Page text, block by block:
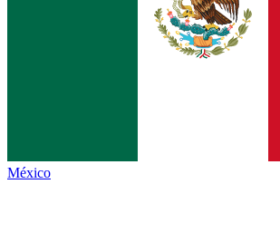
México